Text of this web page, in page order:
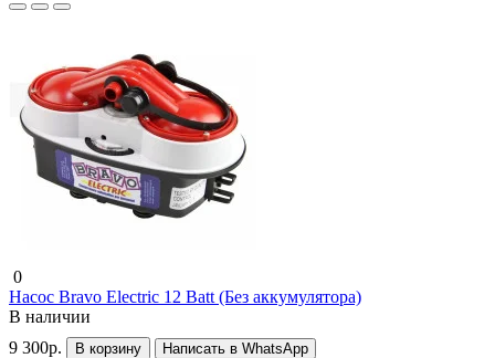
0
Насос Bravo Electric 12 Batt (Без аккумулятора)
В наличии
9 300р.
В корзину Написать в WhatsApp